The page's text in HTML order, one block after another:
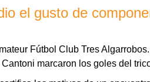
el gusto de
Fútbol Club Tres
marcaron los goles del